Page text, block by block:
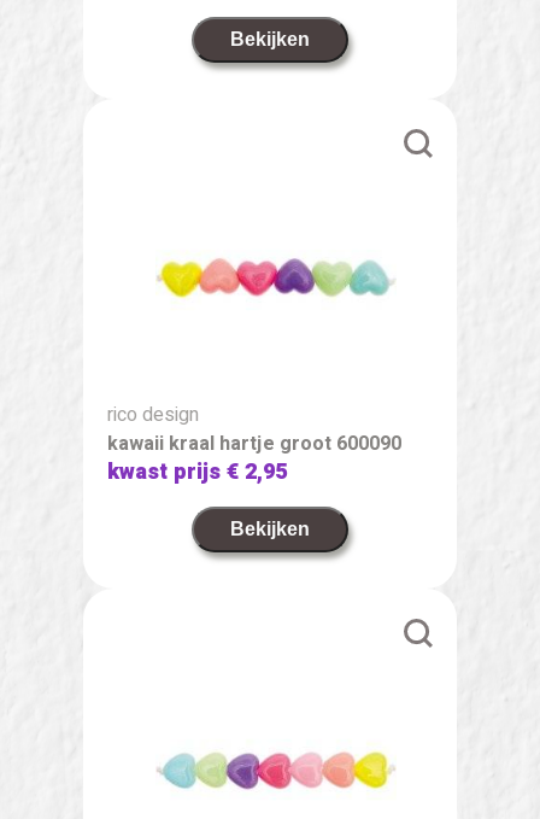
Bekijken
rico design
kawaii kraal hartje groot 600090
kwast prijs€ 2,95
Bekijken